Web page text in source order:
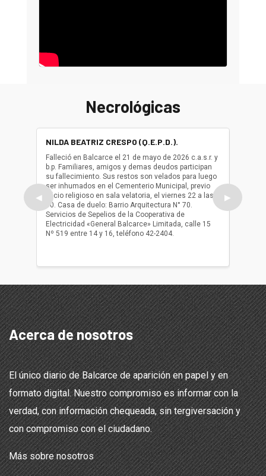
Necrológicas
◀
NILDA BEATRIZ CRESPO (Q.E.P.D.).
Falleció en Balcarce el 21 de mayo de 2026 c.a.s.r. y
b.p. Familiares, amigos y demas deudos participan
su fallecimiento. Sus restos son velados para luego
ser inhumados en el Cementerio Municipal, previo
oficio religioso en sala velatoria, el viernes 22 a las
10. Casa de duelo: Barrio Arquitectura N° 70.
Servicios de Sepelios de la Cooperativa de
Electricidad «General Balcarce» Limitada, calle 15
Nº 519 entre 14 y 16, teléfono 42-2404.
ser
oficio
▶
Acerca de nosotros
El único diario de Balcarce de aparición en papel y en
formato digital. Nuestro compromiso es informar con la
verdad, con información chequeada, sin tergiversación y
con compromiso con el ciudadano.
Más sobre nosotros